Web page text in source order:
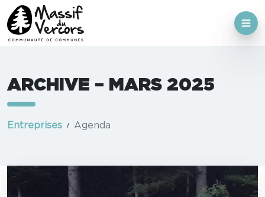
ARCHIVE – MARS 2025
Entreprises Agenda